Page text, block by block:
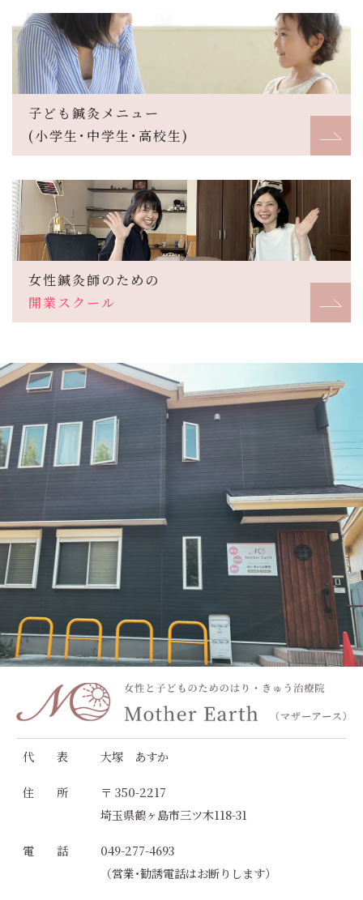
子ども鍼灸メニュー
(小学生･中学生･高校生)
女性鍼灸師のための
開業スクール
代 表 大塚 あすか
住 所
〒 350-2217
埼玉県鶴ヶ島市三ツ木118-31
電 話
049-277-4693
（営業･勧誘電話はお断りします）